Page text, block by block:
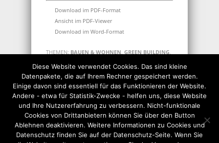
Download im PDF-Format
Ansicht im PDF-Viewer
Download im Word-Format
THEMEN: BAUEN & WOHNEN, GREEN BUILDING,
HANDWERK
IMMOBILIEN , RATGEBER, SOLAR
UMWELTSCHUTZ, UNTERNEHMEN
VON ALLG.
INTERESSE
Photovoltaik
Diese Website verwendet Cookies. Das sind kleine
Datenpakete, die auf Ihrem Rechner gespeichert werden.
Einige davon sind essentiell für das Funktionieren der Website.
Andere - etwa für Statistik-Zwecke - helfen uns, diese Website
und Ihre Nutzererfahrung zu verbessern. Nicht-funktionale
Cookies von Drittanbietern können Sie über den Button
Ablehnen deaktivieren. Weitere Informationen zu Cookies und
Datenschutz finden Sie auf der Datenschutz-Seite. Wenn Sie